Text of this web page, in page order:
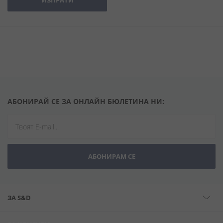
АБОНИРАЙ СЕ ЗА ОНЛАЙН БЮЛЕТИНА НИ:
АБОНИРАМ СЕ
ЗА S&D